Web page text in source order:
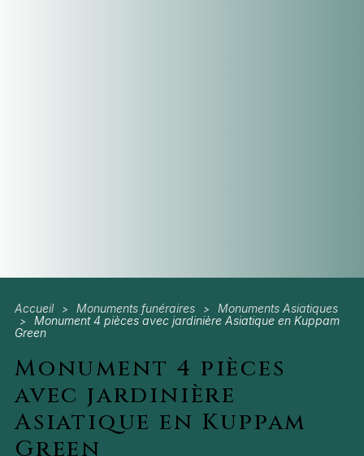
Accueil > Monuments funéraires > Monuments Asiatiques
>
Monument 4 pièces avec jardinière Asiatique en Kuppam
Green
Monument 4 pièces
avec jardinière
Asiatique en Kuppam
Green